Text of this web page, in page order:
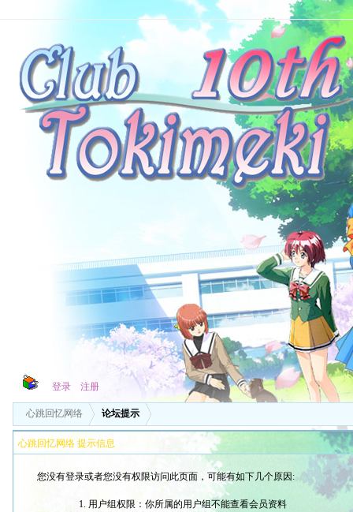
登录 注册
心跳回忆网络 论坛提示
心跳回忆网络 提示信息
您没有登录或者您没有权限访问此页面，可能有如下几个原因:
用户组权限：你所属的用户组不能查看会员资料